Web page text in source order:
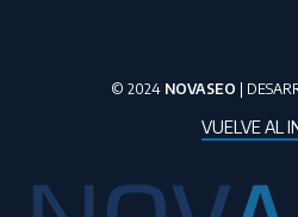
© 2024 NOVASEO |
VUELVE AL